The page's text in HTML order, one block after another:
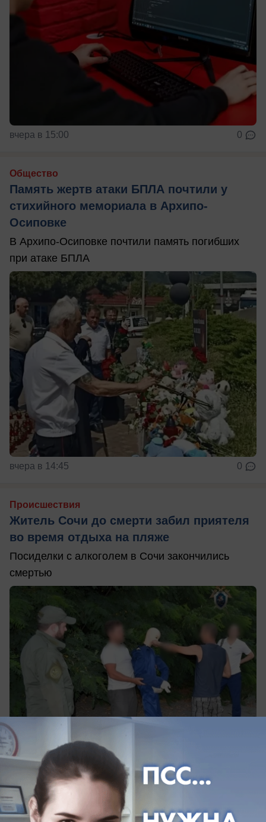
вчера в 15:00 0
Общество
Память жертв атаки БПЛА почтили у
стихийного мемориала в Архипо-
Осиповке
В Архипо-Осиповке почтили память погибших
при атаке БПЛА
вчера в 14:45 0
Происшествия
Житель Сочи до смерти забил приятеля
во время отдыха на пляже
Посиделки с алкоголем в Сочи закончились
смертью
вчера в 14:05
Общество